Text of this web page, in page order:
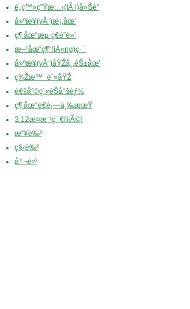
é„­ç™»ç”Ÿæ…‹(tÃ i)å»Šé“
å»ºæ¥­(yÃ¨)æ¡‚åœ’
ç¶ åœ°æµ·ç€è˜­è»’
æ–¹åœ“ç¶“(jÄ«ng)ç·¯
å»ºæ¥­(yÃ¨)åŸŽå¸‚èŠ±åœ’
ç¾Žæ™¯é´»åŸŽ
é€šåˆ©ç´«èŠå°šéƒ½
ç¶ åœ°è€è¡—ä¸‰æœŸ
3.12æ¤æ¨¹ç¯€(jiÃ©)
æ˜¥è‰²
ç§‹è‰²
å†¬é›ª